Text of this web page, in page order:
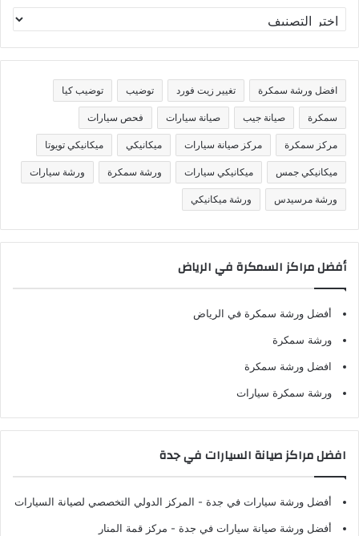
ص
ن
ف
ا
افضل ورشة سمكرة تغيير زيت فورد توضيب توضيب كيا
سمكرة صيانة جيب صيانة سيارات فحص سيارات
مركز سمكرة مركز صيانة سيارات ميكانيكي ميكانيكي تويوتا
ميكانيكي جمس ميكانيكي سيارات ورشة سمكرة ورشة سيارات
ورشة مرسيدس ورشة ميكانيكي
أفضل مراكز السمكرة في الرياض
أفضل ورشة سمكرة في الرياض
ورشة سمكرة
افضل ورشة سمكرة
ورشة سمكرة سيارات
افضل مراكز صيانة السيارات في جدة
أفضل ورشة سيارات في جدة - المركز الدولي التخصصي لصيانة السيارات
أفضل ورشة صيانة سيارات في جدة - مركز قمة المنار